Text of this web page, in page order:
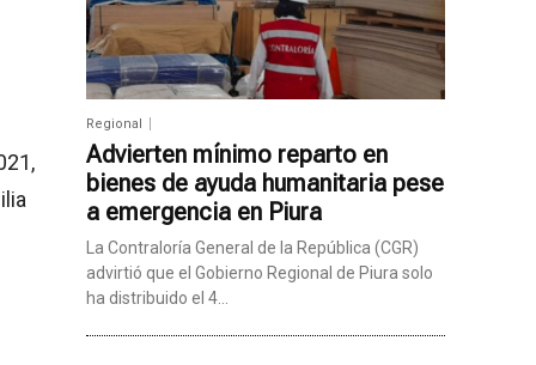
Regional
Advierten mínimo reparto en
bienes de ayuda humanitaria pese
a emergencia en Piura
La Contraloría General de la República (CGR)
advirtió que el Gobierno Regional de Piura solo
ha distribuido el 4...